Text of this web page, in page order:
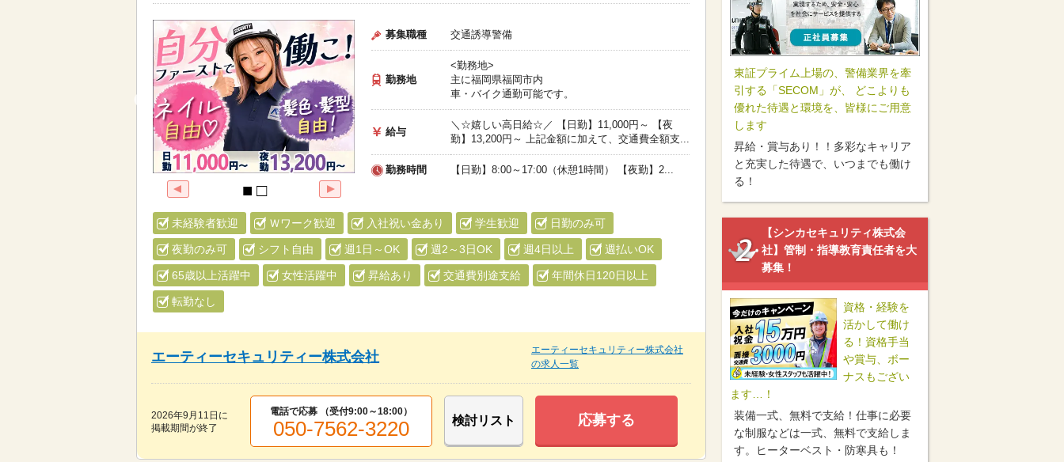
募集職種 交通誘導警備
勤務地
<勤務地>
主に福岡県福岡市内
車・バイク通勤可能です。
給与
＼☆嬉しい高日給☆／ 【日勤】11,000円～ 【夜
勤】13,200円～ 上記金額に加えて、交通費全額支...
勤務時間 【日勤】8:00～17:00（休憩1時間） 【夜勤】2...
未経験者歓迎 Ｗワーク歓迎 入社祝い金あり 学生歓迎 日勤のみ可
夜勤のみ可 シフト自由 週1日～OK 週2～3日OK 週4日以上 週払いOK
65歳以上活躍中 女性活躍中 昇給あり 交通費別途支給 年間休日120日以上
転勤なし
エーティーセキュリティー株式会社
エーティーセキュリティー株式会社
の求人一覧
2026年9月11日 に
掲載期間が終了
電話で応募 （受付9:00～18:00）
050-7562-3220 検討リスト 応募する
東証プライム上場の、警備業界を牽
引する「SECOM」が、 どこよりも
優れた待遇と環境を、皆様にご用意
します
昇給・賞与あり！！多彩なキャリア
と充実した待遇で、いつまでも働け
る！
【シンカセキュリティ株式会
社】管制・指導教育責任者を大
募集！
資格・経験を
活かして働け
る！資格手当
や賞与、ボー
ナスもござい
ます…！
装備一式、無料で支給！仕事に必要
な制服などは一式、無料で支給しま
す。ヒーターベスト・防寒具も！